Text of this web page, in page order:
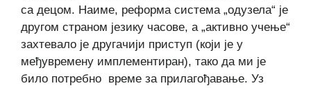
са децом. Наиме, реформа система „одузела“ је
другом страном језику часове, а „активно учење“
захтевало је другачији приступ (који је у
међувремену имплементиран), тако да ми је
било потребно време за прилагођавање. Уз